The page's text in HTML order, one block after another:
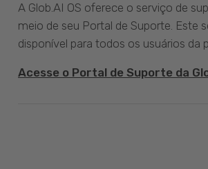
A Glob.AI OS oferece o serviço de
meio de seu Portal de Suporte. Este
disponível para todos os usuários da
Acesse o Portal de Suporte da